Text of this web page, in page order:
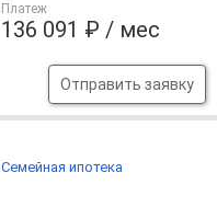
Платеж
136 091 ₽ / мес
Отправить заявку
Семейная ипотека